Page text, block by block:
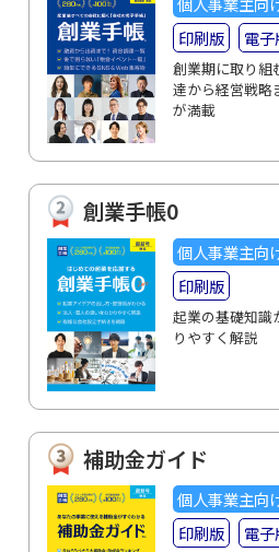
印刷版
電子
創業期に取り組
達から経営戦略
が満載
創業手帳0
個人事業主向
印刷版
起業の基礎知識
りやすく解説
補助金ガイド
個人事業主向
印刷版
電子